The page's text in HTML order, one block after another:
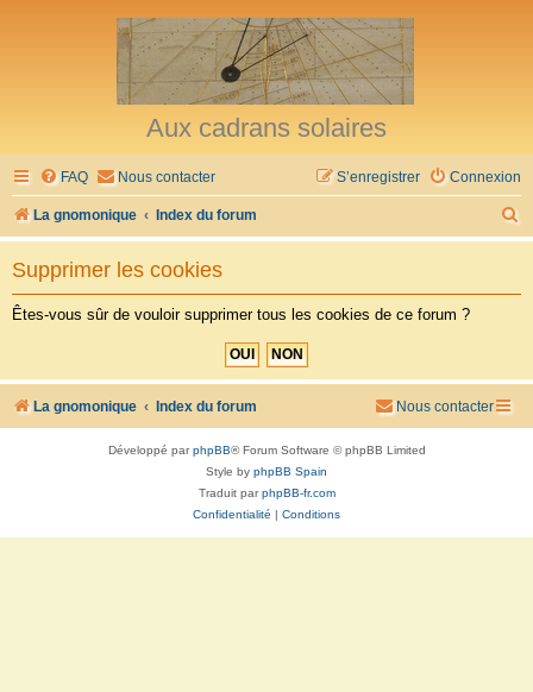
Aux cadrans solaires
FAQ Nous contacter Connexion
S’enregistrer
La gnomonique Index du forum
e
h
Supprimer les cookies
Êtes-vous sûr de vouloir supprimer tous les cookies de ce forum ?
La gnomonique Index du forum Nous contacter
Développé parphpBB® Forum Software © phpBB Limited
Style by phpBB Spain
Traduit parphpBB-fr.com
Confidentialité | Conditions